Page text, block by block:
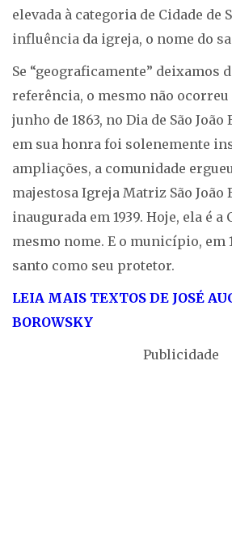
elevada à categoria de Cidade de
influência da igreja, o nome do
Se “geograficamente” deixamos
referência, o mesmo não ocorreu
junho de 1863, no Dia de São
em sua honra foi solenemente
ampliações, a comunidade
majestosa Igreja Matriz São João
inaugurada em 1939. Hoje, ela é a
mesmo nome. E o município, em
santo como seu protetor.
LEIA MAIS TEXTOS DE JOSÉ
BOROWSKY
Publicidade